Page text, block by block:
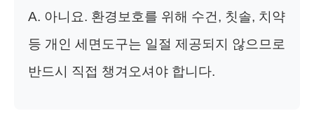
A. 아니요. 환경보호를 위해 수건, 칫솔, 치약
등 개인 세면도구는 일절 제공되지 않으므로
반드시 직접 챙겨오셔야 합니다.